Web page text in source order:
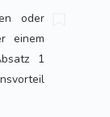
oder
einem
1